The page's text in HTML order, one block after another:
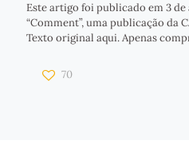
Este artigo foi publicado em 3
“Comment”, uma publicação da
Texto original aqui. Apenas
70